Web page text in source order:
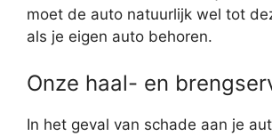
moet de auto natuurlijk wel tot
als je eigen auto behoren.
Onze haal- en
In het geval van schade aan je